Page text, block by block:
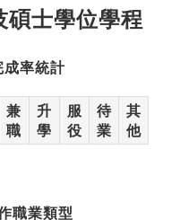
士學位學程
率統計
兼
職
升
學
服
役
待
業
其
他
職業類型